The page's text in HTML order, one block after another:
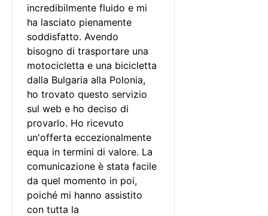
incredibilmente fluido e mi
ha lasciato pienamente
soddisfatto. Avendo
bisogno di trasportare una
motocicletta e una bicicletta
dalla Bulgaria alla Polonia,
ho trovato questo servizio
sul web e ho deciso di
provarlo. Ho ricevuto
un'offerta eccezionalmente
equa in termini di valore. La
comunicazione è stata facile
da quel momento in poi,
poiché mi hanno assistito
con tutta la